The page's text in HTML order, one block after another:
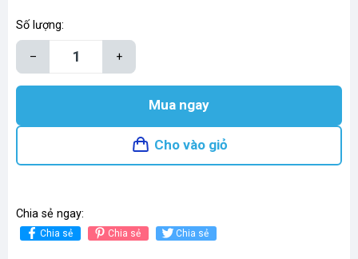
Số lượng:
– +
Mua ngay
Cho vào giỏ
Chia sẻ ngay:
Chia sẻ Chia sẻ Chia sẻ